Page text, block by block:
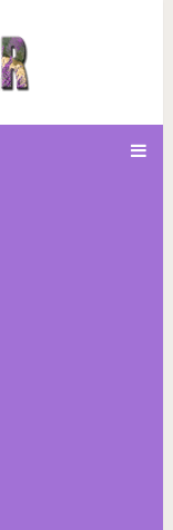
по поводу